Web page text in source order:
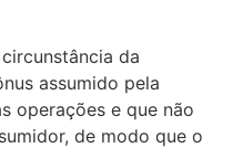
da
assumido pela
operações e que não
de modo que o